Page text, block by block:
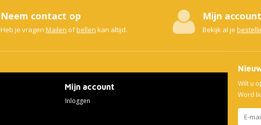
Neem contact op
Heb je vragen Mailen ofbellen kan altijd.
Mijn account
Bekijk al je
Mijn account
Inloggen
Wilt u
Word